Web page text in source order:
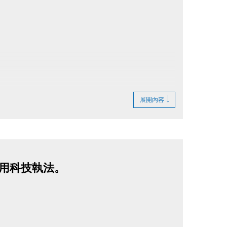
展開內容
科技執法。